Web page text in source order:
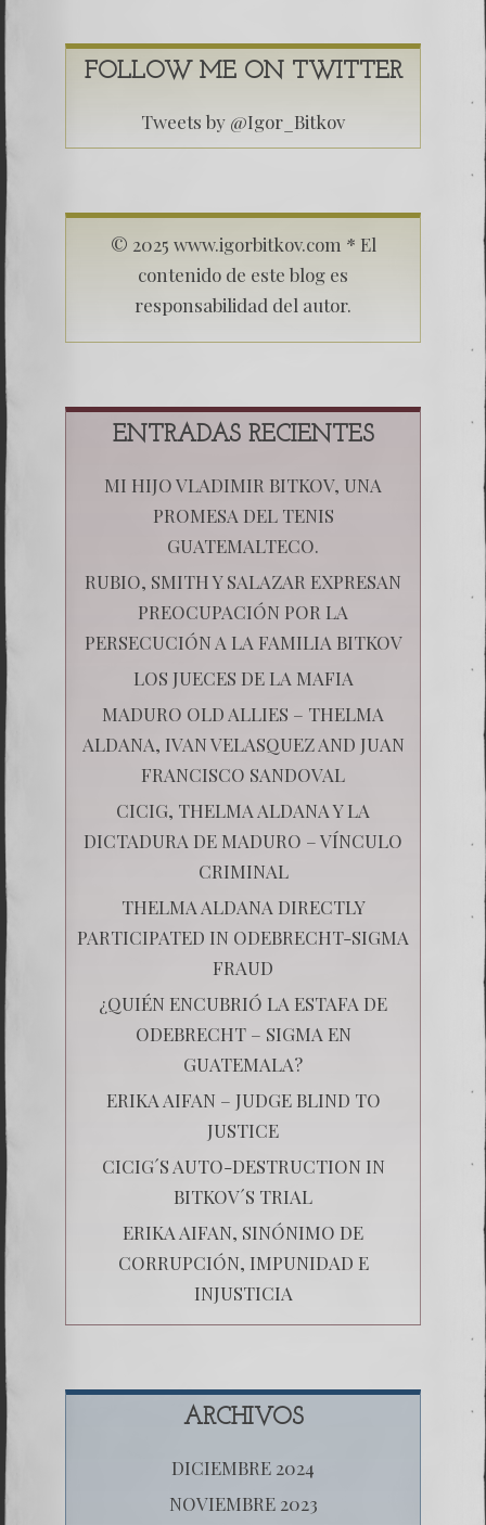
FOLLOW ME ON TWITTER
Tweets by @Igor_Bitkov
© 2025 www.igorbitkov.com * El
contenido de este blog es
responsabilidad del autor.
ENTRADAS RECIENTES
MI HIJO VLADIMIR BITKOV, UNA
PROMESA DEL TENIS
GUATEMALTECO.
RUBIO, SMITH Y SALAZAR EXPRESAN
PREOCUPACIÓN POR LA
PERSECUCIÓN A LA FAMILIA BITKOV
LOS JUECES DE LA MAFIA
MADURO OLD ALLIES – THELMA
ALDANA, IVAN VELASQUEZ AND JUAN
FRANCISCO SANDOVAL
CICIG, THELMA ALDANA Y LA
DICTADURA DE MADURO – VÍNCULO
CRIMINAL
THELMA ALDANA DIRECTLY
PARTICIPATED IN ODEBRECHT-SIGMA
FRAUD
¿QUIÉN ENCUBRIÓ LA ESTAFA DE
ODEBRECHT – SIGMA EN
GUATEMALA?
ERIKA AIFAN – JUDGE BLIND TO
JUSTICE
CICIG´S AUTO-DESTRUCTION IN
BITKOV´S TRIAL
ERIKA AIFAN, SINÓNIMO DE
CORRUPCIÓN, IMPUNIDAD E
INJUSTICIA
ARCHIVOS
DICIEMBRE 2024
NOVIEMBRE 2023